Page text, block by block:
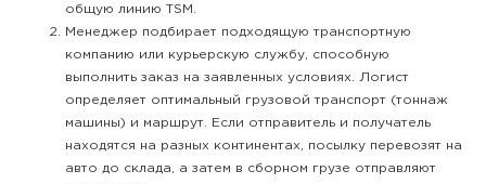
общую линию TSM.
Менеджер подбирает подходящую транспортную
компанию или курьерскую службу, способную
выполнить заказ на заявленных условиях. Логист
определяет оптимальный грузовой транспорт (тоннаж
машины) и маршрут. Если отправитель и получатель
находятся на разных континентах, посылку перевозят на
авто до склада, а затем в сборном грузе отправляют